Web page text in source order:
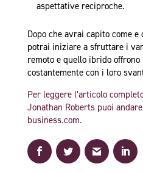
aspettative reciproche.
Dopo che avrai capito come
potrai iniziare a sfruttare i
remoto e quello ibrido
costantemente con i loro
Per leggere l’articolo
Jonathan Roberts puoi
business.com.